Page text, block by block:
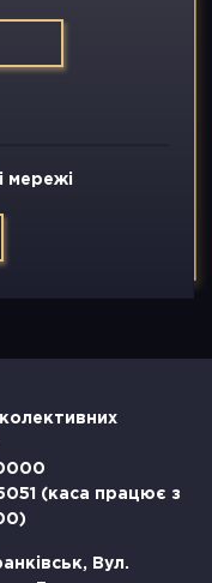
мережі
(каса працює з
Вул.